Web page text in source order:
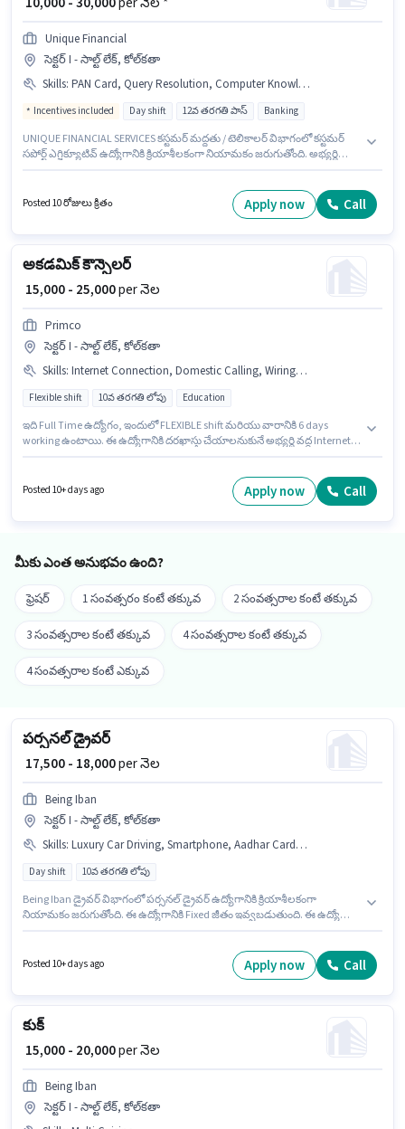
Unique Financial
సెక్టర్ I - సాల్ట్ లేక్, కోల్‌కతా
Skills: PAN Card, Query Resolution, Computer Knowledge, Aadhar Card, Bank Account, Domestic Calling
Incentives included Day shift 12వ తరగతి పాస్ Banking
UNIQUE FINANCIAL SERVICES కస్టమర్ మద్దతు / టెలికాలర్ విభాగంలో కస్టమర్
సపోర్ట్ ఎగ్జిక్యూటివ్ ఉద్యోగానికి క్రియాశీలకంగా నియామకం జరుగుతోంది. అభ్యర్థి
ఉద్యోగానికి అభ్యర్థులు తప్పనిసరిగా 12వ తరగతి పాస్ డిగ్రీ/సర్టిఫికెట్ కలిగి ఉండాలి.
ఈ ఉద్యోగానికి అభ్యర్థి వద్ద Computer Knowledge, Domestic Calling, Query
Posted 10 రోజులు క్రితం Apply now Call
అకడమిక్ కౌన్సెలర్
₹ 15,000 - 25,000per నెల
Primco
సెక్టర్ I - సాల్ట్ లేక్, కోల్‌కతా
Skills: Internet Connection, Domestic Calling, Wiring, Laptop/Desktop, Computer Knowledge, Outbound/Cold Calling, Communication Skill, Lead Generation
Flexible shift 10వ తరగతి లోపు Education
ఇది Full Time ఉద్యోగం, ఇందులో FLEXIBLE shift మరియు వారానికి 6 days
working ఉంటాయి. ఈ ఉద్యోగానికి దరఖాస్తు చేయాలనుకునే అభ్యర్థి వద్ద Internet
Computer Knowledge, Domestic Calling, Lead Generation,
Outbound/Cold Calling, Wiring, Communication Skill ఉండాలి. Primco లో
Posted 10+ days ago Apply now Call
మీకు ఎంత అనుభవం ఉంది?
ఫ్రెషర్ 1 సంవత్సరం కంటే తక్కువ 2 సంవత్సరాల కంటే తక్కువ
3 సంవత్సరాల కంటే తక్కువ 4 సంవత్సరాల కంటే తక్కువ
4 సంవత్సరాల కంటే ఎక్కువ
పర్సనల్ డ్రైవర్
₹ 17,500 - 18,000per నెల
Being Iban
సెక్టర్ I - సాల్ట్ లేక్, కోల్‌కతా
Skills: Luxury Car Driving, Smartphone, Aadhar Card, PAN Card, RC, Automatic Car Driving, Bike, 4-Wheeler Driving Licence
Day shift 10వ తరగతి లోపు
Being Iban డ్రైవర్ విభాగంలో పర్సనల్ డ్రైవర్ ఉద్యోగానికి క్రియాశీలకంగా
నియామకం జరుగుతోంది. ఈ ఉద్యోగానికి Fixed జీతం ఇవ్వబడుతుంది. ఈ ఉద్యోగం 4
Driving వంటి నైపుణ్యాలు ఉండాలి. ఈ ఖాళీ సెక్టర్ I - సాల్ట్ లేక్, కోల్‌కతా లో ఉంది. ఈ
ఉద్యోగానికి అవసరమైన డాక్యుమెంట్లు PAN Card, RC, Aadhar Card, 4-Wheeler
Posted 10+ days ago Apply now Call
కుక్
₹ 15,000 - 20,000per నెల
Being Iban
సెక్టర్ I - సాల్ట్ లేక్, కోల్‌కతా